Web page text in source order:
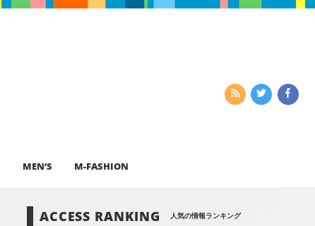
MEN’S M-FASHION
ACCESS RANKING 人気の情報ランキング